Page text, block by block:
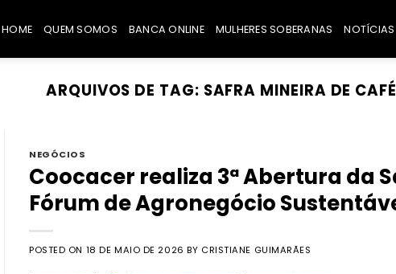
HOME QUEM SOMOS BANCA ONLINE MULHERES SOBERANAS NOTÍCIAS
ARQUIVOS DE TAG: SAFRA MINEIRA DE CAFÉ
NEGÓCIOS
Coocacer realiza 3ª Abertura da
Fórum de Agronegócio
POSTED ON 18 DE MAIO DE 2026 BY CRISTIANE GUIMARÃES